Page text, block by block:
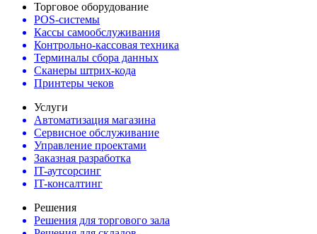
Торговое оборудование
POS-системы
Кассы самообслуживания
Контрольно-кассовая техника
Терминалы сбора данных
Сканеры штрих-кода
Принтеры чеков
Услуги
Автоматизация магазина
Сервисное обслуживание
Управление проектами
Заказная разработка
IT-аутсорсинг
IT-консалтинг
Решения
Решения для торгового зала